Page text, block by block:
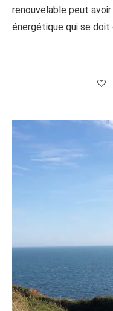
renouvelable peut
énergétique qui se doit